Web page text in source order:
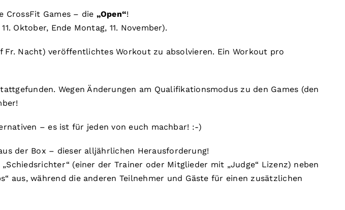
Games – die „Open“!
Oktober, Ende Montag, 11. November).
Nacht) veröffentlichtes Workout zu absolvieren. Ein Workout pro
Wegen Änderungen am Qualifikationsmodus zu den Games (den
– es ist für jeden von euch machbar! :-)
der Box – dieser alljährlichen Herausforderung!
(einer der Trainer oder Mitglieder mit „Judge“ Lizenz) neben
aus, während die anderen Teilnehmer und Gäste für einen zusätzlichen